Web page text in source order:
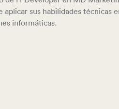
aplicar sus habilidades técnicas
informáticas.